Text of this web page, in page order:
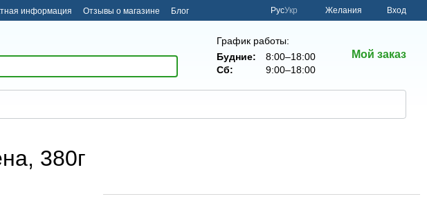
информация Отзывы о магазине
Блог
РусУкр Желания Вход
График работы:
Будние:
8:00–18:00
Сб:
9:00–18:00
Мой заказ
380г